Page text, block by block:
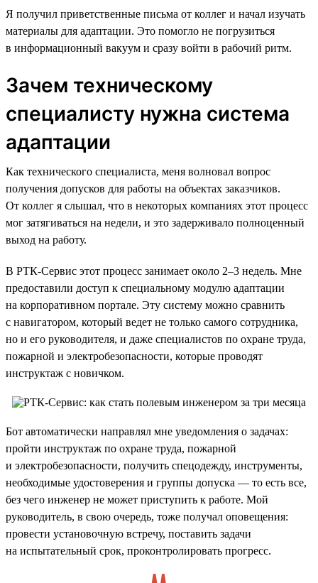
Я получил приветственные письма от коллег и начал изучать
материалы для адаптации. Это помогло не погрузиться
в информационный вакуум и сразу войти в рабочий ритм.
Зачем техническому
специалисту нужна система
адаптации
Как технического специалиста, меня волновал вопрос
получения допусков для работы на объектах заказчиков.
От коллег я слышал, что в некоторых компаниях этот процесс
мог затягиваться на недели, и это задерживало полноценный
выход на работу.
В РТК-Сервис этот процесс занимает около 2–3 недель. Мне
предоставили доступ к специальному модулю адаптации
на корпоративном портале. Эту систему можно сравнить
с навигатором, который ведет не только самого сотрудника,
но и его руководителя, и даже специалистов по охране труда,
пожарной и электробезопасности, которые проводят
инструктаж с новичком.
Бот автоматически направлял мне уведомления о задачах:
пройти инструктаж по охране труда, пожарной
и электробезопасности, получить спецодежду, инструменты,
необходимые удостоверения и группы допуска — то есть все,
без чего инженер не может приступить к работе. Мой
руководитель, в свою очередь, тоже получал оповещения:
провести установочную встречу, поставить задачи
на испытательный срок, проконтролировать прогресс.